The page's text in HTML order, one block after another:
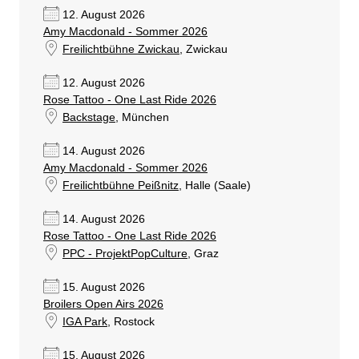
12. August 2026
Amy Macdonald - Sommer 2026
Freilichtbühne Zwickau, Zwickau
12. August 2026
Rose Tattoo - One Last Ride 2026
Backstage, München
14. August 2026
Amy Macdonald - Sommer 2026
Freilichtbühne Peißnitz, Halle (Saale)
14. August 2026
Rose Tattoo - One Last Ride 2026
PPC - ProjektPopCulture, Graz
15. August 2026
Broilers Open Airs 2026
IGA Park, Rostock
15. August 2026